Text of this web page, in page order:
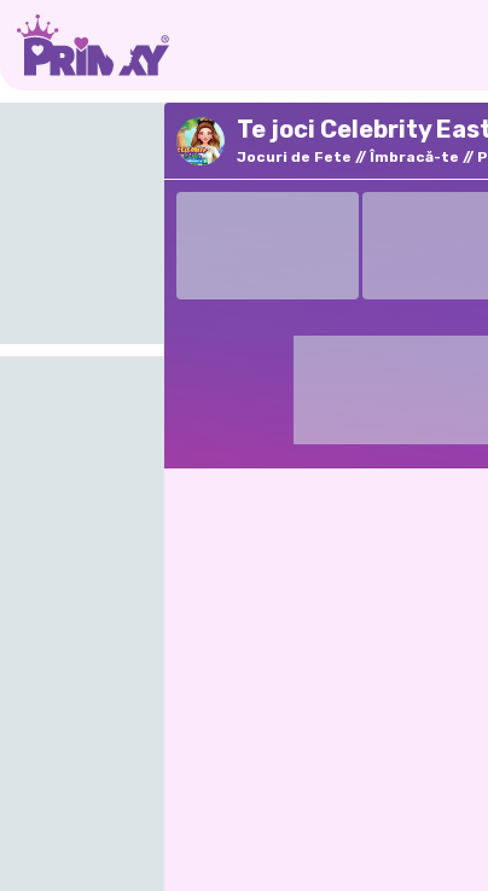
Te joci Celebrity
Jocuri de Fete Îmbracă-te